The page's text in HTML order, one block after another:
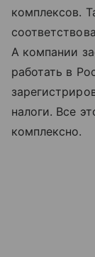
комплексов.
А компании
работать в
налоги. Все
комплексно.